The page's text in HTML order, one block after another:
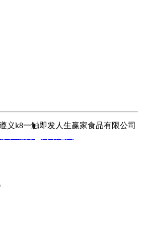
义k8一触即发人生赢家食品有限公司